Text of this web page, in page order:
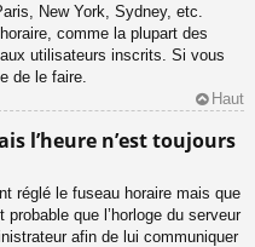
New York, Sydney, etc.
comme la plupart des
utilisateurs inscrits. Si vous
de le faire.
Haut
l’heure n’est toujours
réglé le fuseau horaire mais que
probable que l’horloge du serveur
afin de lui communiquer